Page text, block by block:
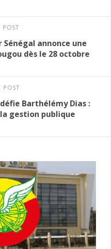
POST
annonce une
dès le 28 octobre
POST
Barthélémy Dias :
gestion publique